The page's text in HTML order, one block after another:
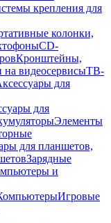
крепления для
колонки,
CD-
Кронштейны,
видеосервисыТВ-
для
для
Элементы
для планшетов,
Зарядные
и
Игровые